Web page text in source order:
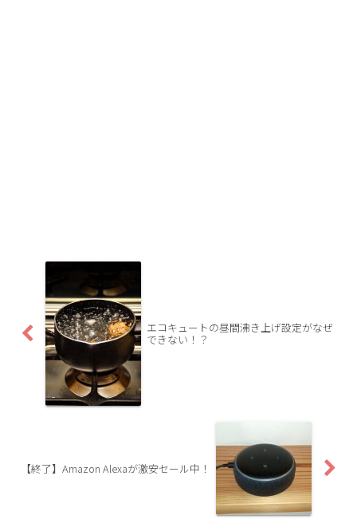
エコキュートの昼間沸き上げ設定がなぜ
できない！？
【終了】Amazon Alexaが激安セール中！